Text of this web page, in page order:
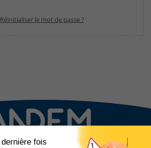
Réinitialiser le mot de passe ?